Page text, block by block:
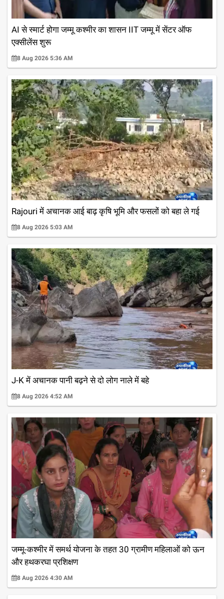
AI से स्मार्ट होगा जम्मू कश्मीर का शासन IIT जम्मू में सेंटर ऑफ
एक्सीलेंस शुरू
8 Aug 2026 5:36 AM
Rajouri में अचानक आई बाढ़ कृषि भूमि और फसलों को बहा ले गई
8 Aug 2026 5:03 AM
J-K में अचानक पानी बढ़ने से दो लोग नाले में बहे
8 Aug 2026 4:52 AM
जम्मू-कश्मीर में समर्थ योजना के तहत 30 ग्रामीण महिलाओं को ऊन
और हथकरघा प्रशिक्षण
8 Aug 2026 4:30 AM